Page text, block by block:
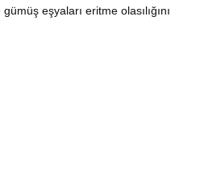
eşyaları eritme olasılığını